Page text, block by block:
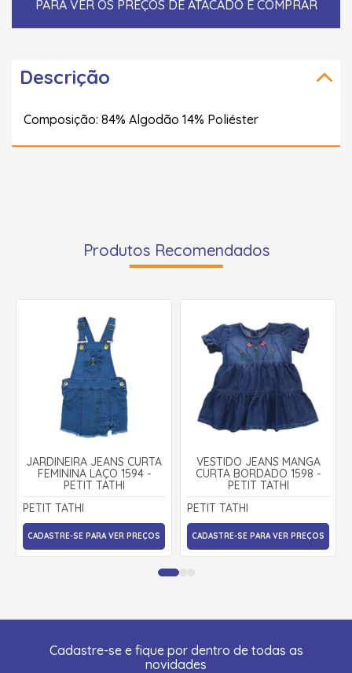
PARA VER OS PREÇOS DE ATACADO E COMPRAR
Descrição
Composição: 84% Algodão 14% Poliéster
Produtos Recomendados
JARDINEIRA JEANS CURTA
FEMININA LAÇO 1594 -
PETIT TATHI
PETIT TATHI
CADASTRE-SE PARA VER PREÇOS
VESTIDO JEANS MANGA
CURTA BORDADO 1598 -
PETIT TATHI
PETIT TATHI
CADASTRE-SE PARA VER PREÇOS
Cadastre-se e fique por dentro de todas as
novidades